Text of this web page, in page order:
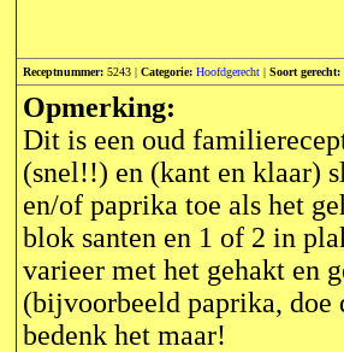
Receptnummer: 5243 | Categorie: Hoofdgerecht | Soort gerecht:
Opmerking:
Dit is een oud
(snel!!) en (kant en klaar)
en/of paprika toe als het
blok santen en 1 of 2 in
varieer met het gehakt en
(bijvoorbeeld paprika, doe
bedenk het maar!